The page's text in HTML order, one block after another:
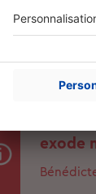
tout
court. Sur
s’installer
« Il
exode